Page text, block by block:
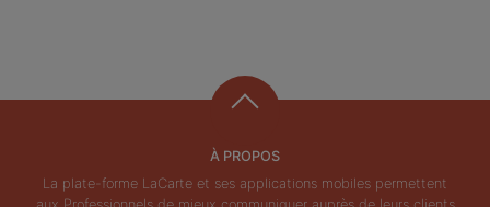
À PROPOS
La plate-forme LaCarte et ses applications mobiles permettent